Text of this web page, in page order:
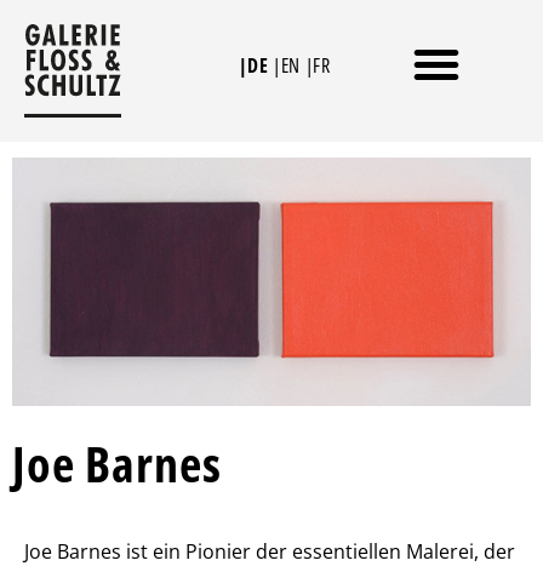
Inhalt
springen
|DE |EN |FR
Joe Barnes
Joe Barnes ist ein Pionier der essentiellen Malerei, der